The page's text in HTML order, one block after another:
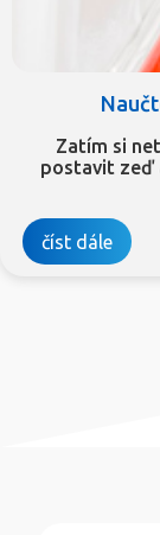
Zatím si
postavit zeď
číst dále